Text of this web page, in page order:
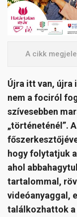
A cikk
Újra itt van, újra
nem a fociról
szívesebben
„történeténél”.
hogy folytatjuk
ahol
tartalommal,
videóanyaggal,
találkozhattok a